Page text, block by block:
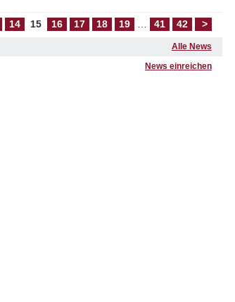
14 15 16 17 18 19 … 41 42 >
Alle News
News einreichen